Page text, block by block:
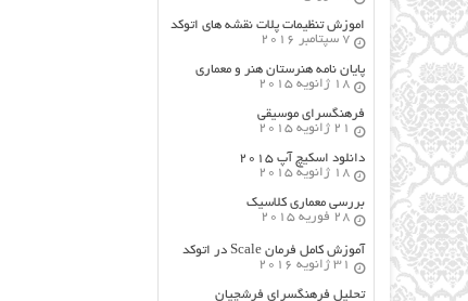
اموزش تنظیمات پلات نقشه های اتوکد
7 سپتامبر 2016
پایان نامه هنرستان هنر و معماري
18 ژانویه 2015
فرهنگسراي موسيقي
21 ژانویه 2015
دانلود اسکیچ آپ ۲۰۱۵
18 ژانویه 2015
بررسی معماری کلاسیک
28 فوریه 2015
آموزش کامل فرمان Scale در اتوکد
31 ژانویه 2016
تحلیل فرهنگسرای فرشچیان